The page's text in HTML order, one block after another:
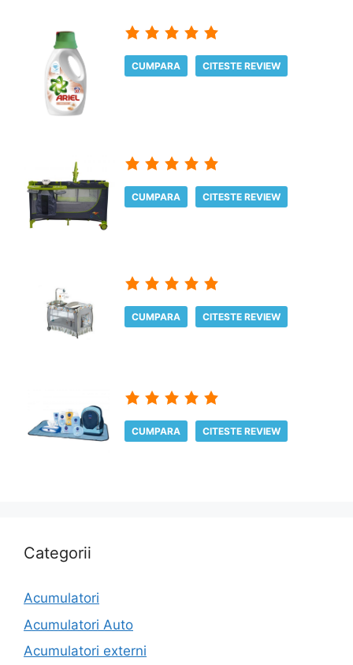
CUMPARA CITESTE REVIEW
CUMPARA CITESTE REVIEW
CUMPARA CITESTE REVIEW
CUMPARA CITESTE REVIEW
Categorii
Acumulatori
Acumulatori Auto
Acumulatori externi